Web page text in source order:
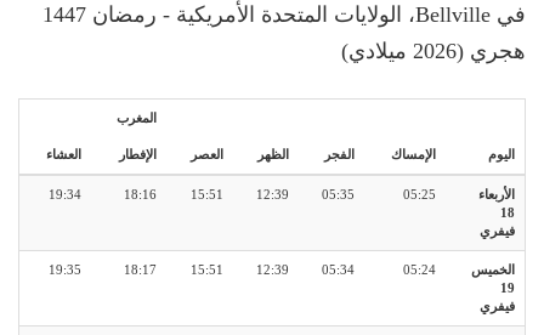
في Bellville، الولايات المتحدة الأمريكية - رمضان 1447
هجري (2026 ميلادي)
اليوم الإمساك الفجر الظهر العصر
المغرب
الإفطار العشاء
الأربعاء
18
فيفري
05:25
05:35
12:39
15:51
18:16
19:34
الخميس
19
فيفري
05:24
05:34
12:39
15:51
18:17
19:35